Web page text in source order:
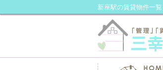
新座駅の賃貸物件一